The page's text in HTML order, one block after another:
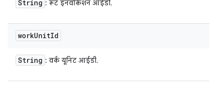
String : रूट इनवोकेशन आईडी.
workUnitId
String : वर्क यूनिट आईडी.